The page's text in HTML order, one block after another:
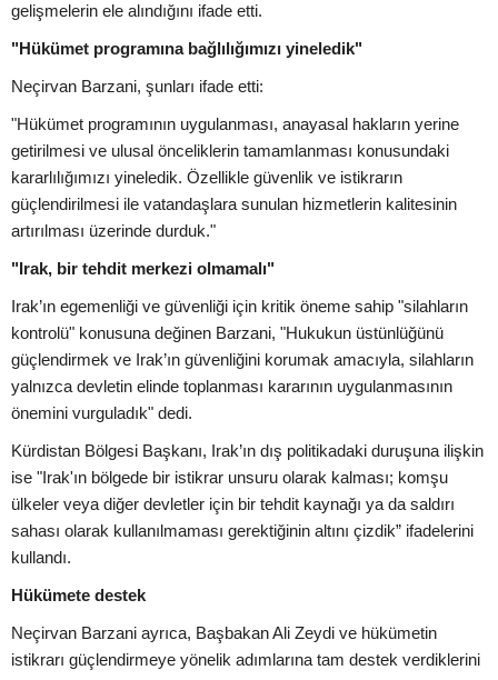
gelişmelerin ele alındığını ifade etti.
"Hükümet programına bağlılığımızı yineledik"
Neçirvan Barzani, şunları ifade etti:
"Hükümet programının uygulanması, anayasal hakların yerine
getirilmesi ve ulusal önceliklerin tamamlanması konusundaki
kararlılığımızı yineledik. Özellikle güvenlik ve istikrarın
güçlendirilmesi ile vatandaşlara sunulan hizmetlerin kalitesinin
artırılması üzerinde durduk."
"Irak, bir tehdit merkezi olmamalı"
Irak’ın egemenliği ve güvenliği için kritik öneme sahip "silahların
kontrolü" konusuna değinen Barzani, "Hukukun üstünlüğünü
güçlendirmek ve Irak’ın güvenliğini korumak amacıyla, silahların
yalnızca devletin elinde toplanması kararının uygulanmasının
önemini vurguladık" dedi.
Kürdistan Bölgesi Başkanı, Irak’ın dış politikadaki duruşuna ilişkin
ise "Irak'ın bölgede bir istikrar unsuru olarak kalması; komşu
ülkeler veya diğer devletler için bir tehdit kaynağı ya da saldırı
sahası olarak kullanılmaması gerektiğinin altını çizdik” ifadelerini
kullandı.
Hükümete destek
Neçirvan Barzani ayrıca, Başbakan Ali Zeydi ve hükümetin
istikrarı güçlendirmeye yönelik adımlarına tam destek verdiklerini